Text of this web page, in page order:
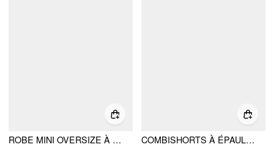
ROBE MINI OVERSIZE À SEQUINS, COL V, DOS NU, VOLANTS, AVEC FOULARD
COMBISHORTS À ÉPAULES DÉGAGÉES, AVEC CORDON DE RÉGLAGE ET PLISSÉ